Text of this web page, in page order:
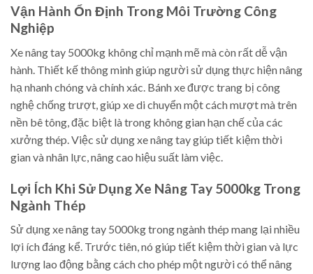
Vận Hành Ổn Định Trong Môi Trường Công
Nghiệp
Xe nâng tay 5000kg không chỉ mạnh mẽ mà còn rất dễ vận
hành. Thiết kế thông minh giúp người sử dụng thực hiện nâng
hạ nhanh chóng và chính xác. Bánh xe được trang bị công
nghệ chống trượt, giúp xe di chuyển một cách mượt mà trên
nền bê tông, đặc biệt là trong không gian hạn chế của các
xưởng thép. Việc sử dụng xe nâng tay giúp tiết kiệm thời
gian và nhân lực, nâng cao hiệu suất làm việc.
Lợi Ích Khi Sử Dụng Xe Nâng Tay 5000kg Trong
Ngành Thép
Sử dụng xe nâng tay 5000kg trong ngành thép mang lại nhiều
lợi ích đáng kể. Trước tiên, nó giúp tiết kiệm thời gian và lực
lượng lao động bằng cách cho phép một người có thể nâng